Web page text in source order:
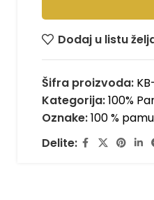
Dodaj u listu
Šifra proizvoda:
Kategorija:100%
Oznake:100 %
Delite: